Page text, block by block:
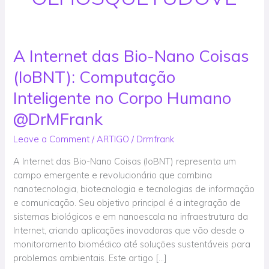
A Internet das Bio-Nano Coisas
(IoBNT): Computação
Inteligente no Corpo Humano
@DrMFrank
Leave a Comment /ARTIGO / Drmfrank
A Internet das Bio-Nano Coisas (IoBNT) representa um
campo emergente e revolucionário que combina
nanotecnologia, biotecnologia e tecnologias de informação
e comunicação. Seu objetivo principal é a integração de
sistemas biológicos e em nanoescala na infraestrutura da
Internet, criando aplicações inovadoras que vão desde o
monitoramento biomédico até soluções sustentáveis para
problemas ambientais. Este artigo […]
A
Internet
das
Bio-
Nano
Coisas
(IoBNT):
Inteligente
no
Corpo
Humano
@DrMFrank